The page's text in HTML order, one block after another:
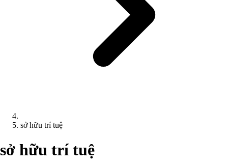
sở hữu trí tuệ
sở hữu trí tuệ